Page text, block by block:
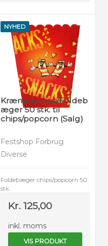
NYHED
Kræmmerhus/Foldeb
æger 50 stk. til
chips/popcorn (Salg)
Festshop Forbrug
Diverse
Foldebæger chips/popcorn 50
stk.
Kr. 125,00
inkl. moms
VIS PRODUKT